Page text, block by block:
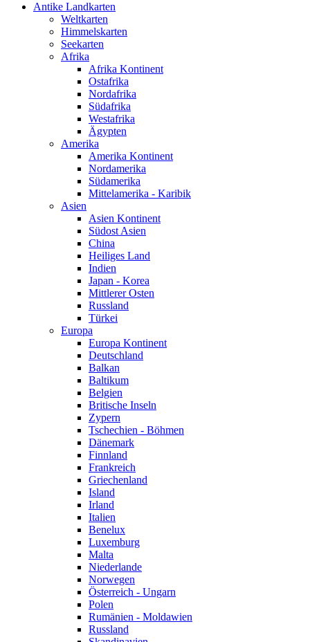
Antike Landkarten
Weltkarten
Himmelskarten
Seekarten
Afrika
Afrika Kontinent
Ostafrika
Nordafrika
Südafrika
Westafrika
Ägypten
Amerika
Amerika Kontinent
Nordamerika
Südamerika
Mittelamerika - Karibik
Asien
Asien Kontinent
Südost Asien
China
Heiliges Land
Indien
Japan - Korea
Mittlerer Osten
Russland
Türkei
Europa
Europa Kontinent
Deutschland
Balkan
Baltikum
Belgien
Britische Inseln
Zypern
Tschechien - Böhmen
Dänemark
Finnland
Frankreich
Griechenland
Island
Irland
Italien
Benelux
Luxemburg
Malta
Niederlande
Norwegen
Österreich - Ungarn
Polen
Rumänien - Moldawien
Russland